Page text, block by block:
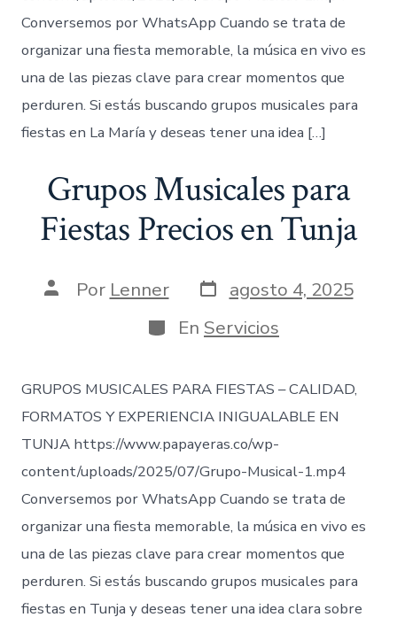
Conversemos por WhatsApp Cuando se trata de
organizar una fiesta memorable, la música en vivo es
una de las piezas clave para crear momentos que
perduren. Si estás buscando grupos musicales para
fiestas en La María y deseas tener una idea […]
Grupos Musicales para
Fiestas Precios en Tunja
AutorPor Lenner Fecha
de
publicación
agosto 4, 2025
Categorías
En Servicios
GRUPOS MUSICALES PARA FIESTAS – CALIDAD,
FORMATOS Y EXPERIENCIA INIGUALABLE EN
TUNJA https://www.papayeras.co/wp-
content/uploads/2025/07/Grupo-Musical-1.mp4
Conversemos por WhatsApp Cuando se trata de
organizar una fiesta memorable, la música en vivo es
una de las piezas clave para crear momentos que
perduren. Si estás buscando grupos musicales para
fiestas en Tunja y deseas tener una idea clara sobre